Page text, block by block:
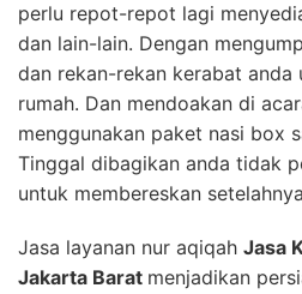
perlu repot-repot lagi
dan lain-lain. Dengan
dan rekan-rekan kerabat anda
rumah. Dan mendoakan di
menggunakan paket nasi box
Tinggal dibagikan anda tidak
untuk membereskan
Jasa layanan nur aqiqah Jasa
Jakarta Barat menjadikan